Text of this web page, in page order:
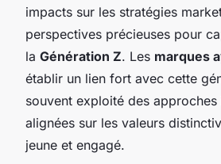
impacts sur les stratégies
perspectives précieuses pour
la Génération Z. Les marques
établir un lien fort avec cette
souvent exploité des approches
alignées sur les valeurs
jeune et engagé.